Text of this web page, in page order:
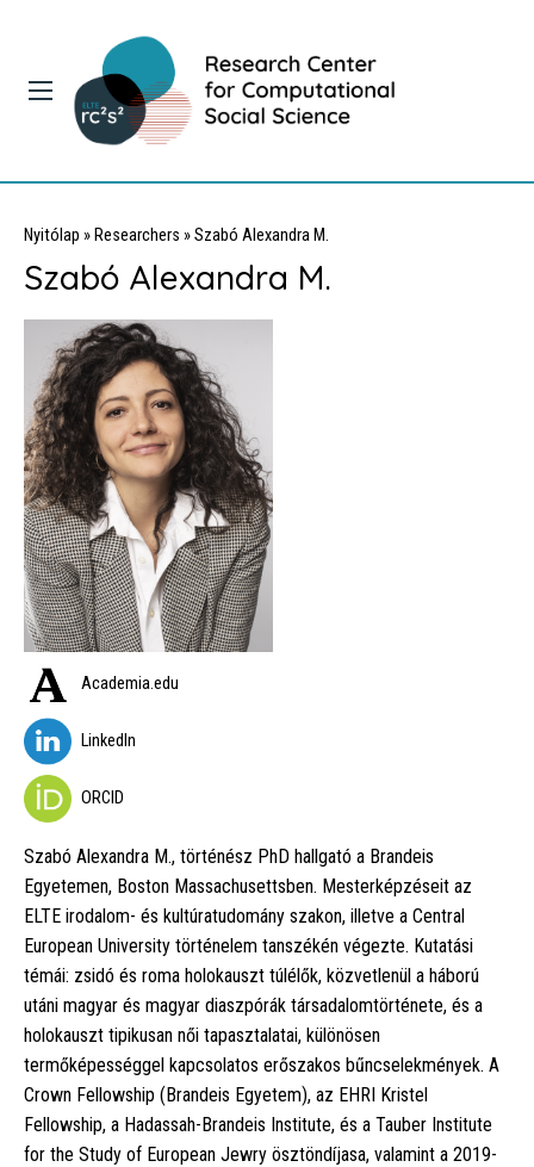
Nyitólap » Researchers »Szabó Alexandra M.
Szabó Alexandra M.
Academia.edu
LinkedIn
ORCID
Szabó Alexandra M., történész PhD hallgató a Brandeis
Egyetemen, Boston Massachusettsben. Mesterképzéseit az
ELTE irodalom- és kultúratudomány szakon, illetve a Central
European University történelem tanszékén végezte. Kutatási
témái: zsidó és roma holokauszt túlélők, közvetlenül a háború
utáni magyar és magyar diaszpórák társadalomtörténete, és a
holokauszt tipikusan női tapasztalatai, különösen
termőképességgel kapcsolatos erőszakos bűncselekmények. A
Crown Fellowship (Brandeis Egyetem), az EHRI Kristel
Fellowship, a Hadassah-Brandeis Institute, és a Tauber Institute
for the Study of European Jewry ösztöndíjasa, valamint a 2019-